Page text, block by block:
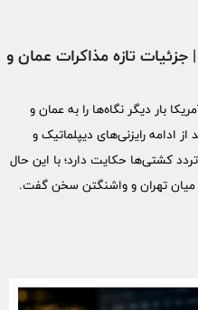
تازه مذاکرات عمان و
بار دیگر نگاه‌ها را به عمان و
ادامه رایزنی‌های دیپلماتیک و
کشتی‌ها حکایت دارد؛ با این حال
میان تهران و واشنگتن سخن گفت.